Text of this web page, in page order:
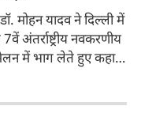
पॉकेट गवाह मामले में गंभीर
सामने आने पर उन्हें
(इंस्पेक्टर) पद से घटाकर
(एसआई) बना दिया गया
मोहन यादव ने दिल्ली में
अंतर्राष्ट्रीय नवकरणीय
में भाग लेते हुए कहा
गैर-जीवाश्म ऊर्जा